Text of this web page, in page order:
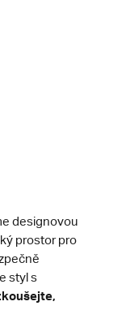
designovou
prostor pro
styl s